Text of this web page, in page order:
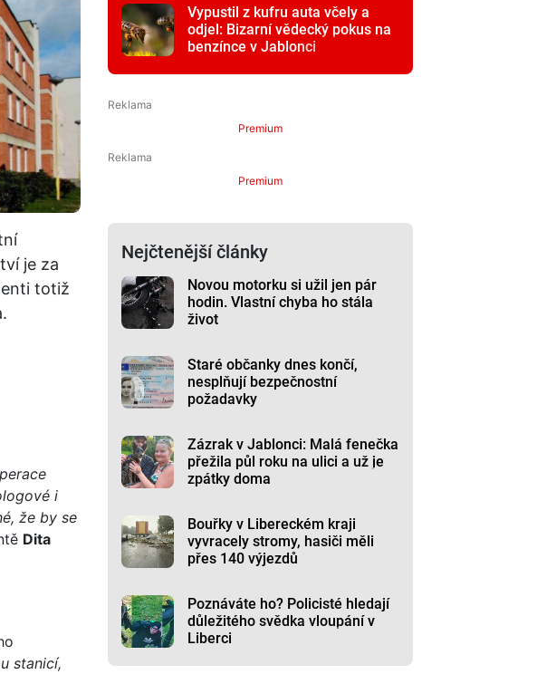
je za
totiž
i
že by se
Dita
stanicí,
Vypustil z kufru auta včely a
odjel: Bizarní vědecký pokus na
benzínce v Jablonci
Premium
Premium
Nejčtenější články
Novou motorku si užil jen pár
hodin. Vlastní chyba ho stála
život
Staré občanky dnes končí,
nesplňují bezpečnostní
požadavky
Zázrak v Jablonci: Malá fenečka
přežila půl roku na ulici a už je
zpátky doma
Bouřky v Libereckém kraji
vyvracely stromy, hasiči měli
přes 140 výjezdů
Poznáváte ho? Policisté hledají
důležitého svědka vloupání v
Liberci